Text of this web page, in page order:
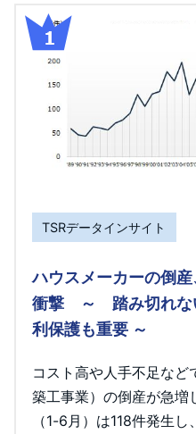
TSRデータインサイト
ハウスメーカーの倒
衝撃 ～ 踏み切れな
利保護も重要 ～
コスト高や人手不足など
築工事業）の倒産が急
（1-6月）は118件発生